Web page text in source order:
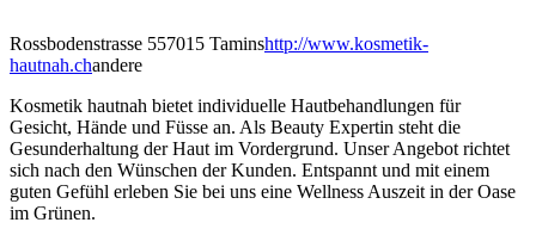
Rossbodenstrasse 557015 Taminshttp://www.kosmetik-
hautnah.chandere
Kosmetik hautnah bietet individuelle Hautbehandlungen für
Gesicht, Hände und Füsse an. Als Beauty Expertin steht die
Gesunderhaltung der Haut im Vordergrund. Unser Angebot richtet
sich nach den Wünschen der Kunden. Entspannt und mit einem
guten Gefühl erleben Sie bei uns eine Wellness Auszeit in der Oase
im Grünen.